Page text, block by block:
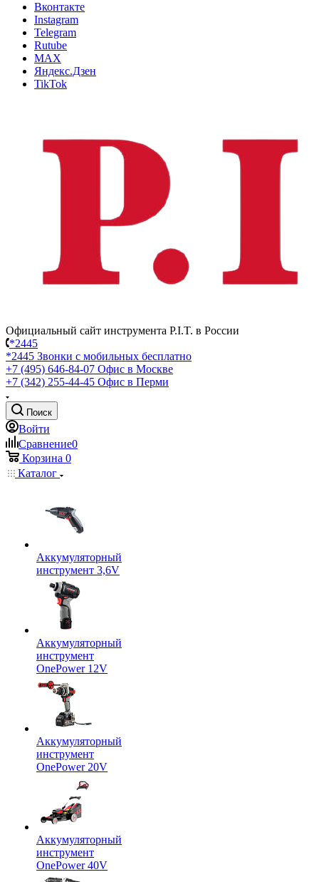
Вконтакте
Instagram
Telegram
Rutube
MAX
Яндекс.Дзен
TikTok
Официальный сайт инструмента P.I.T. в России
*2445
*2445 Звонки с мобильных бесплатно
+7 (495) 646-84-07 Офис в Москве
+7 (342) 255-44-45 Офис в Перми
Поиск
Войти
Сравнение0
Корзина 0
Каталог
Аккумуляторный
инструмент 3,6V
Аккумуляторный
инструмент
OnePower 12V
Аккумуляторный
инструмент
OnePower 20V
Аккумуляторный
инструмент
OnePower 40V